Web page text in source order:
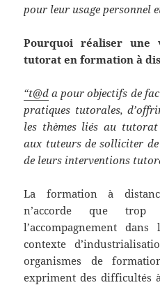
pour leur usage personnel
Pourquoi réaliser une
tutorat en formation à
“t@d a pour objectifs de
pratiques tutorales,
les thèmes liés au
aux tuteurs de solliciter
de leurs interventions
La formation à
n’accorde que trop
l’accompagnement
contexte
organismes de
expriment des difficultés